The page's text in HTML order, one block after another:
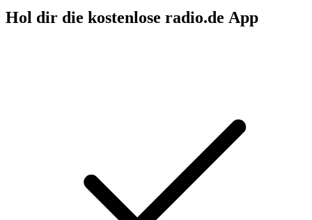
Hol dir die kostenlose radio.de App